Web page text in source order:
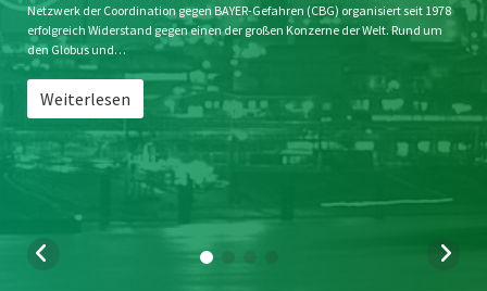
SPENDEN
Netzwerk der Coordination gegen BAYER-Gefahren (CBG) organisiert seit 1978
erfolgreich Widerstand gegen einen der großen Konzerne der Welt. Rund um
den Globus und…
Weiterlesen